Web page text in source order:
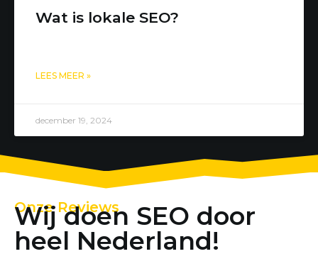
Wat is lokale SEO?
LEES MEER »
december 19, 2024
Onze Reviews
Wij doen SEO door
heel Nederland!